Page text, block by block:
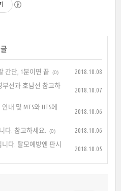
간단, 1분이면 끝 (0)
2018.10.08
부선과 호남선 참고하
2018.10.07
내 및 MTS와 HTS에
2018.10.06
다. 참고하세요. (0)
2018.10.06
다. 탈모예방엔 판시
2018.10.05